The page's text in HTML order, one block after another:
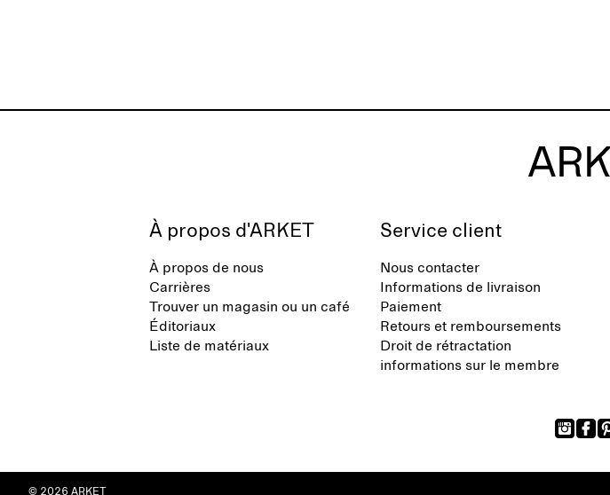
À propos d'ARKET
À propos de nous
Carrières
Trouver un magasin ou un café
Éditoriaux
Liste de matériaux
Service client
Nous contacter
Informations de livraison
Paiement
Retours et remboursements
Droit de rétractation
informations sur le membre
© 2026 ARKET